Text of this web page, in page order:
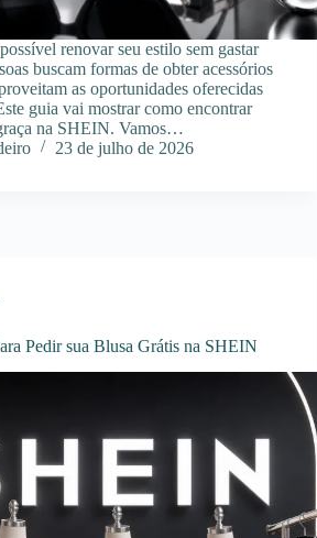
renovar seu estilo sem gastar
buscam formas de obter acessórios
as oportunidades oferecidas
guia vai mostrar como encontrar
na SHEIN. Vamos…
23 de julho de 2026
Pedir sua Blusa Grátis na SHEIN